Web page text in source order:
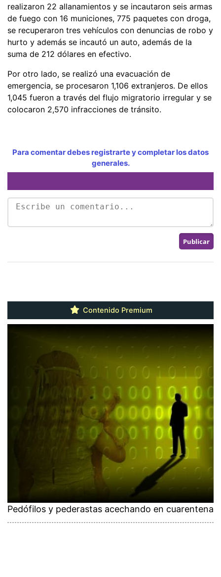
realizaron 22 allanamientos y se incautaron seis armas
de fuego con 16 municiones, 775 paquetes con droga,
se recuperaron tres vehículos con denuncias de robo y
hurto y además se incautó un auto, además de la
suma de 212 dólares en efectivo.
Por otro lado, se realizó una evacuación de
emergencia, se procesaron 1,106 extranjeros. De ellos
1,045 fueron a través del flujo migratorio irregular y se
colocaron 2,570 infracciones de tránsito.
Para comentar debes registrarte y completar los datos
generales.
Contenido Premium
Pedófilos y pederastas acechando en cuarentena